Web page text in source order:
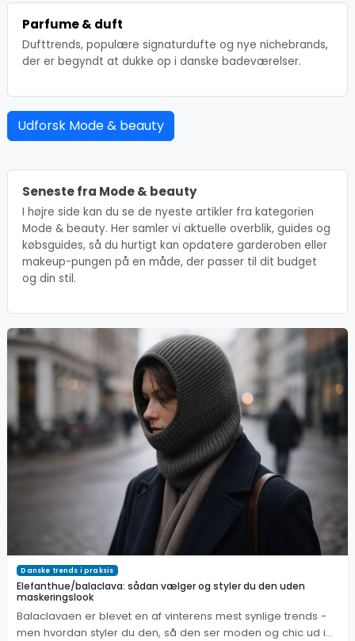
Parfume & duft
Dufttrends, populære signaturdufte og nye nichebrands,
der er begyndt at dukke op i danske badeværelser.
Udforsk Mode & beauty
Seneste fra Mode & beauty
I højre side kan du se de nyeste artikler fra kategorien
Mode & beauty. Her samler vi aktuelle overblik, guides og
købsguides, så du hurtigt kan opdatere garderoben eller
makeup-pungen på en måde, der passer til dit budget
og din stil.
Danske trends i praksis
Elefanthue/balaclava: sådan vælger og styler du den uden
maskeringslook
Balaclavaen er blevet en af vinterens mest synlige trends -
men hvordan styler du den, så den ser moden og chic ud i…